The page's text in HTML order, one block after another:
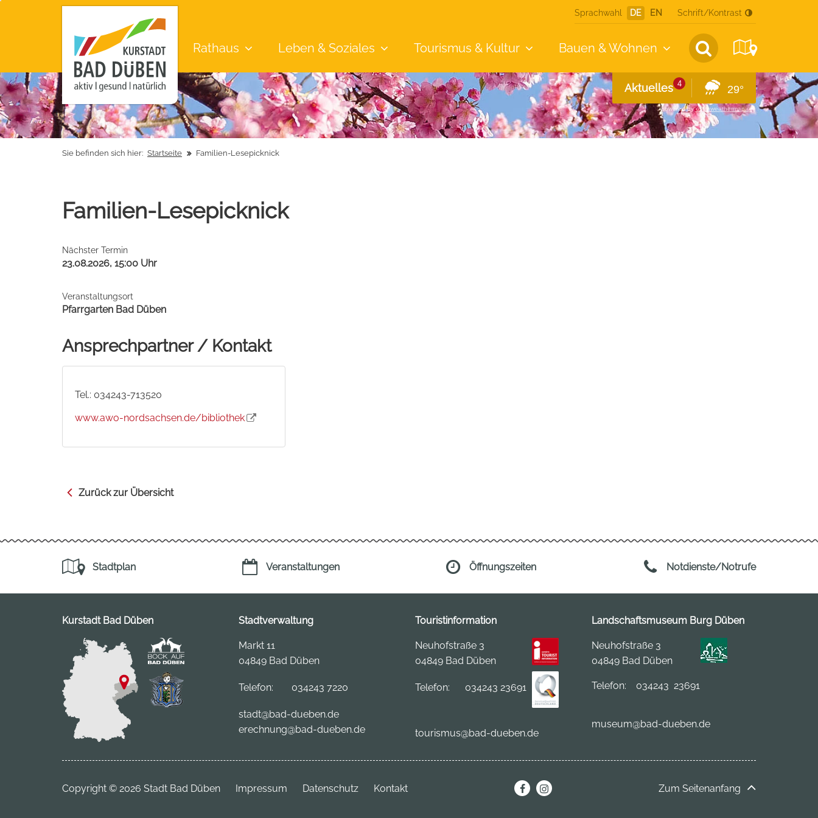
Sprachwahl DE EN Schrift/Kontrast
Aktuelles 4 29°
powered byopenweathermap.org
Rathaus Leben &Soziales Tourismus & Kultur Bauen &Wohnen
Sie befinden sich hier: Startseite Familien-Lesepicknick
Familien-Lesepicknick
Nächster Termin
23.08.2026, 15:00 Uhr
Veranstaltungsort
Pfarrgarten Bad Düben
Ansprechpartner / Kontakt
Tel.: 034243-713520
www.awo-nordsachsen.de/bibliothek
Zurück zur Übersicht
Stadtplan Veranstaltungen Öffnungszeiten Notdienste/Notrufe
Kurstadt Bad Düben Stadtverwaltung
Markt 11
04849 Bad Düben
Telefon: 034243 7220
stadt@bad-dueben.de
erechnung@bad-dueben.de
Touristinformation
Neuhofstraße 3
04849 Bad Düben
Telefon: 034243 23691
tourismus@bad-dueben.de
Landschaftsmuseum Burg Düben
Neuhofstraße 3
04849 Bad Düben
Telefon: 034243 23691
museum@bad-dueben.de
Copyright © 2026 Stadt Bad Düben Impressum Datenschutz Kontakt Zum Seitenanfang